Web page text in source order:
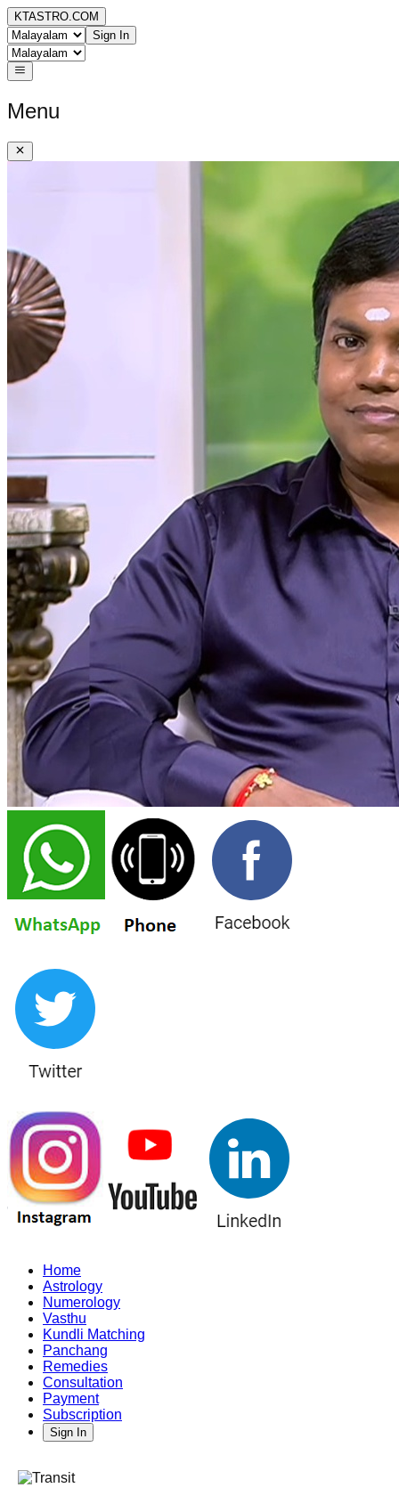
KTASTRO.COM
Sign In
Menu
Home
Astrology
Numerology
Vasthu
Kundli Matching
Panchang
Remedies
Consultation
Payment
Subscription
Sign In